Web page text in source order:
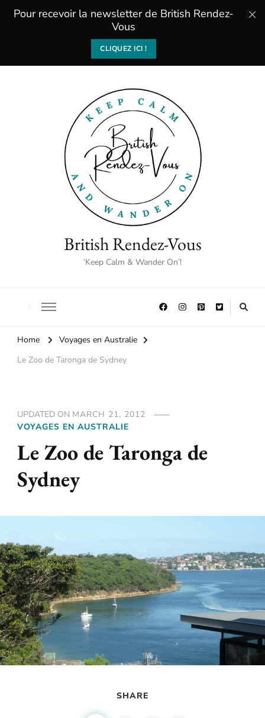
Pour recevoir la newsletter de British Rendez-
Vous
CLIQUEZ ICI !
British Rendez-Vous
‘Keep Calm & Wander On’!
Home
Voyages en Australie
Le Zoo de Taronga de Sydney
UPDATED ON MARCH 21, 2012
VOYAGES EN AUSTRALIE
Le Zoo de Taronga de
Sydney
SHARE